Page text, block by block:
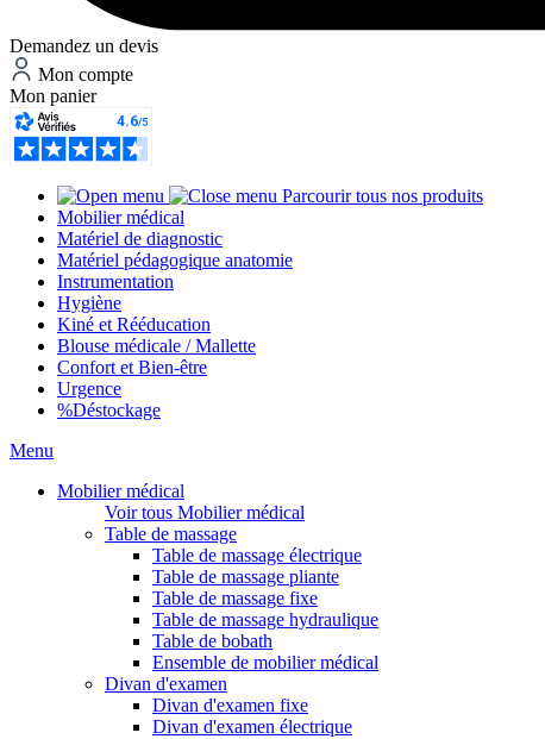
Demandez un devis
Mon compte
Mon panier
Parcourir tous nos produits
Mobilier médical
Matériel de diagnostic
Matériel pédagogique anatomie
Instrumentation
Hygiène
Kiné et Rééducation
Blouse médicale / Mallette
Confort et Bien-être
Urgence
%Déstockage
Menu
Mobilier médical
Voir tous Mobilier médical
Table de massage
Table de massage électrique
Table de massage pliante
Table de massage fixe
Table de massage hydraulique
Table de bobath
Ensemble de mobilier médical
Divan d'examen
Divan d'examen fixe
Divan d'examen électrique